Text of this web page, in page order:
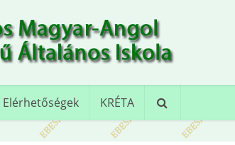
Elérhetőségek KRÉTA